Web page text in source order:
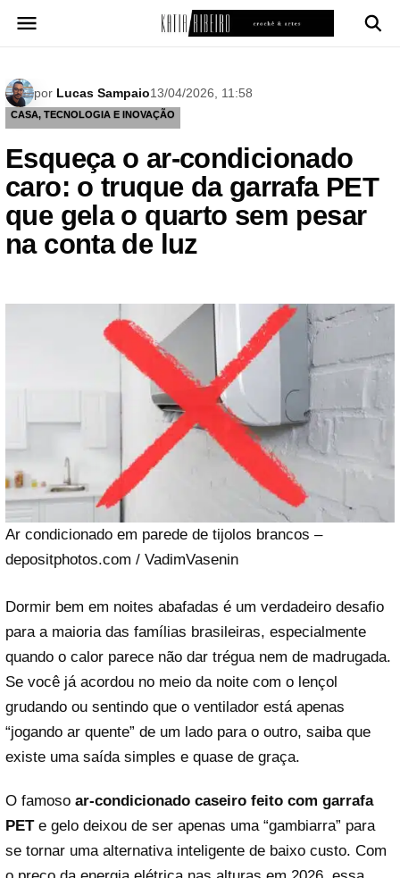
para
por Lucas Sampaio13/04/2026, 11:58
CASA, TECNOLOGIA E INOVAÇÃO
Esqueça o ar-condicionado
caro: o truque da garrafa PET
que gela o quarto sem pesar
na conta de luz
Ar condicionado em parede de tijolos brancos –
depositphotos.com / VadimVasenin
Dormir bem em noites abafadas é um verdadeiro desafio
para a maioria das famílias brasileiras, especialmente
quando o calor parece não dar trégua nem de madrugada.
Se você já acordou no meio da noite com o lençol
grudando ou sentindo que o ventilador está apenas
“jogando ar quente” de um lado para o outro, saiba que
existe uma saída simples e quase de graça.
O famoso ar-condicionado caseiro feito com garrafa
PETe gelo deixou de ser apenas uma “gambiarra” para
se tornar uma alternativa inteligente de baixo custo. Com